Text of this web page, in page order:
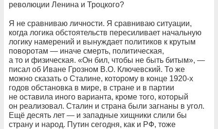
революции Ленина и Троцкого?
Я не сравниваю личности. Я сравниваю ситуации,
когда логика обстоятельств пересиливает начальную
логику намерений и вынуждает политиков к крутым
поворотам — иначе смерть, политическая,
а то и физическая. «Он бил, чтобы не быть битым», —
писал об Иване Грозном В.О. Ключевский. То же
можно сказать о Сталине, которому в конце 1920-х
годов обстановка в мире, в стране и в партии
не оставила иного варианта, кроме того, который
он реализовал. Сталин и страна были загнаны в угол.
Ещё десять лет — и западные хищники слили бы
страну и народ. Путин сегодня, как и РФ, тоже